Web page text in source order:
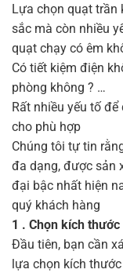
Lựa chọn quạt trần
sắc mà còn nhiều
quạt chạy có êm
Có tiết kiệm điện
phòng không ? …
Rất nhiều yếu tố
cho phù hợp
Chúng tôi tự tin
đa dạng, được sản
đại bậc nhất hiện
quý khách hàng
1 . Chọn kích
Đầu tiên, bạn cần
lựa chọn kích